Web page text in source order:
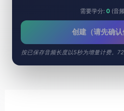
需要学分: 0(音
创建（请先确认
按已保存音频长度以5秒为增量计费。